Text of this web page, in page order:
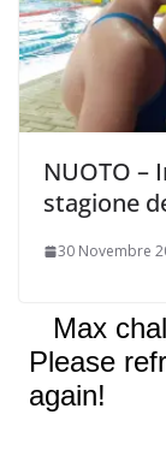
NUOTO –
stagione
30 Novembre